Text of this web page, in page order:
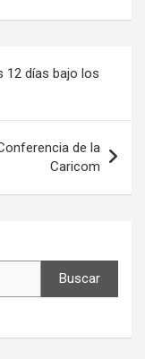
12 días bajo los
de la
Caricom
Buscar